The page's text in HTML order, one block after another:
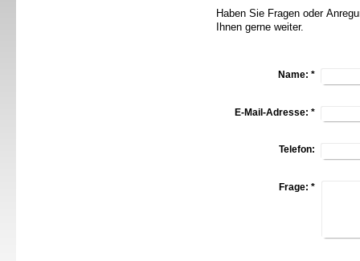
Haben Sie Fragen oder
Ihnen gerne weiter.
Name: *
E-Mail-Adresse: *
Telefon:
Frage: *